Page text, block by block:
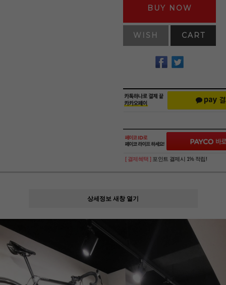
BUY NOW
WISH CART
[ 결제혜택 ] 포인트 결제시 1% 적립!
상세정보 새창 열기